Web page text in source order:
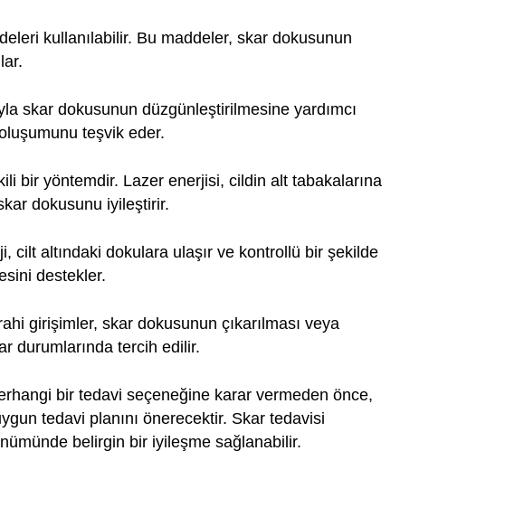
kullanılabilir. Bu maddeler, skar dokusunun
skar dokusunun düzgünleştirilmesine yardımcı
teşvik eder.
bir yöntemdir. Lazer enerjisi, cildin alt tabakalarına
dokusunu iyileştirir.
cilt altındaki dokulara ulaşır ve kontrollü bir şekilde
destekler.
girişimler, skar dokusunun çıkarılması veya
durumlarında tercih edilir.
bir tedavi seçeneğine karar vermeden önce,
tedavi planını önerecektir. Skar tedavisi
belirgin bir iyileşme sağlanabilir.